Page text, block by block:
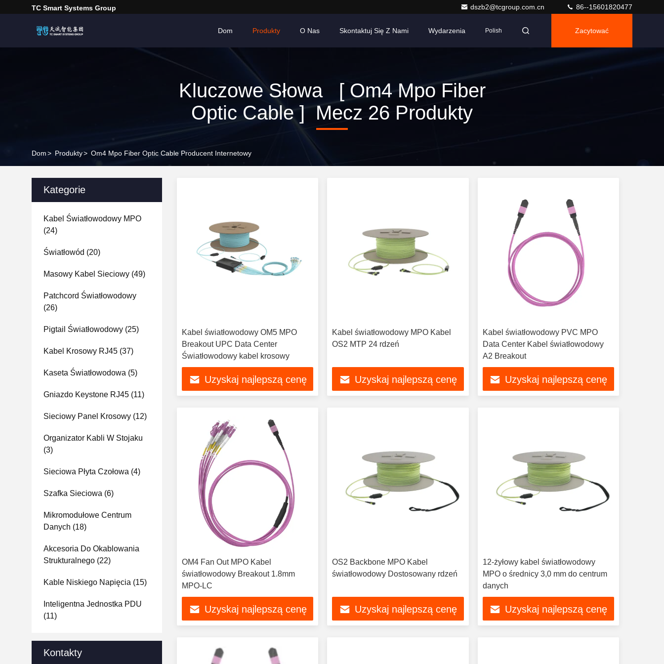
TC Smart Systems Group dszb2@tcgroup.com.cn 86--15601820477
Dom Produkty O Nas Skontaktuj Się Z Nami Wydarzenia Polish Zacytować
Kluczowe Słowa [ Om4 Mpo Fiber
Optic Cable ] Mecz 26 Produkty
Dom> Produkty> Om4 Mpo Fiber Optic Cable Producent Internetowy
Kategorie
Kabel Światłowodowy MPO
(24)
Światłowód (20)
Masowy Kabel Sieciowy (49)
Patchcord Światłowodowy
(26)
Pigtail Światłowodowy (25)
Kabel Krosowy RJ45 (37)
Kaseta Światłowodowa (5)
Gniazdo Keystone RJ45 (11)
Sieciowy Panel Krosowy (12)
Organizator Kabli W Stojaku
(3)
Sieciowa Płyta Czołowa (4)
Szafka Sieciowa (6)
Mikromodułowe Centrum
Danych (18)
Akcesoria Do Okablowania
Strukturalnego (22)
Kable Niskiego Napięcia (15)
Inteligentna Jednostka PDU
(11)
Kontakty
Kabel światłowodowy OM5 MPO
Breakout UPC Data Center
Światłowodowy kabel krosowy
Uzyskaj najlepszą cenę
Kabel światłowodowy MPO Kabel
OS2 MTP 24 rdzeń
Uzyskaj najlepszą cenę
Kabel światłowodowy PVC MPO
Data Center Kabel światłowodowy
A2 Breakout
Uzyskaj najlepszą cenę
OM4 Fan Out MPO Kabel
światłowodowy Breakout 1.8mm
MPO-LC
Uzyskaj najlepszą cenę
OS2 Backbone MPO Kabel
światłowodowy Dostosowany rdzeń
Uzyskaj najlepszą cenę
12-żyłowy kabel światłowodowy
MPO o średnicy 3,0 mm do centrum
danych
Uzyskaj najlepszą cenę